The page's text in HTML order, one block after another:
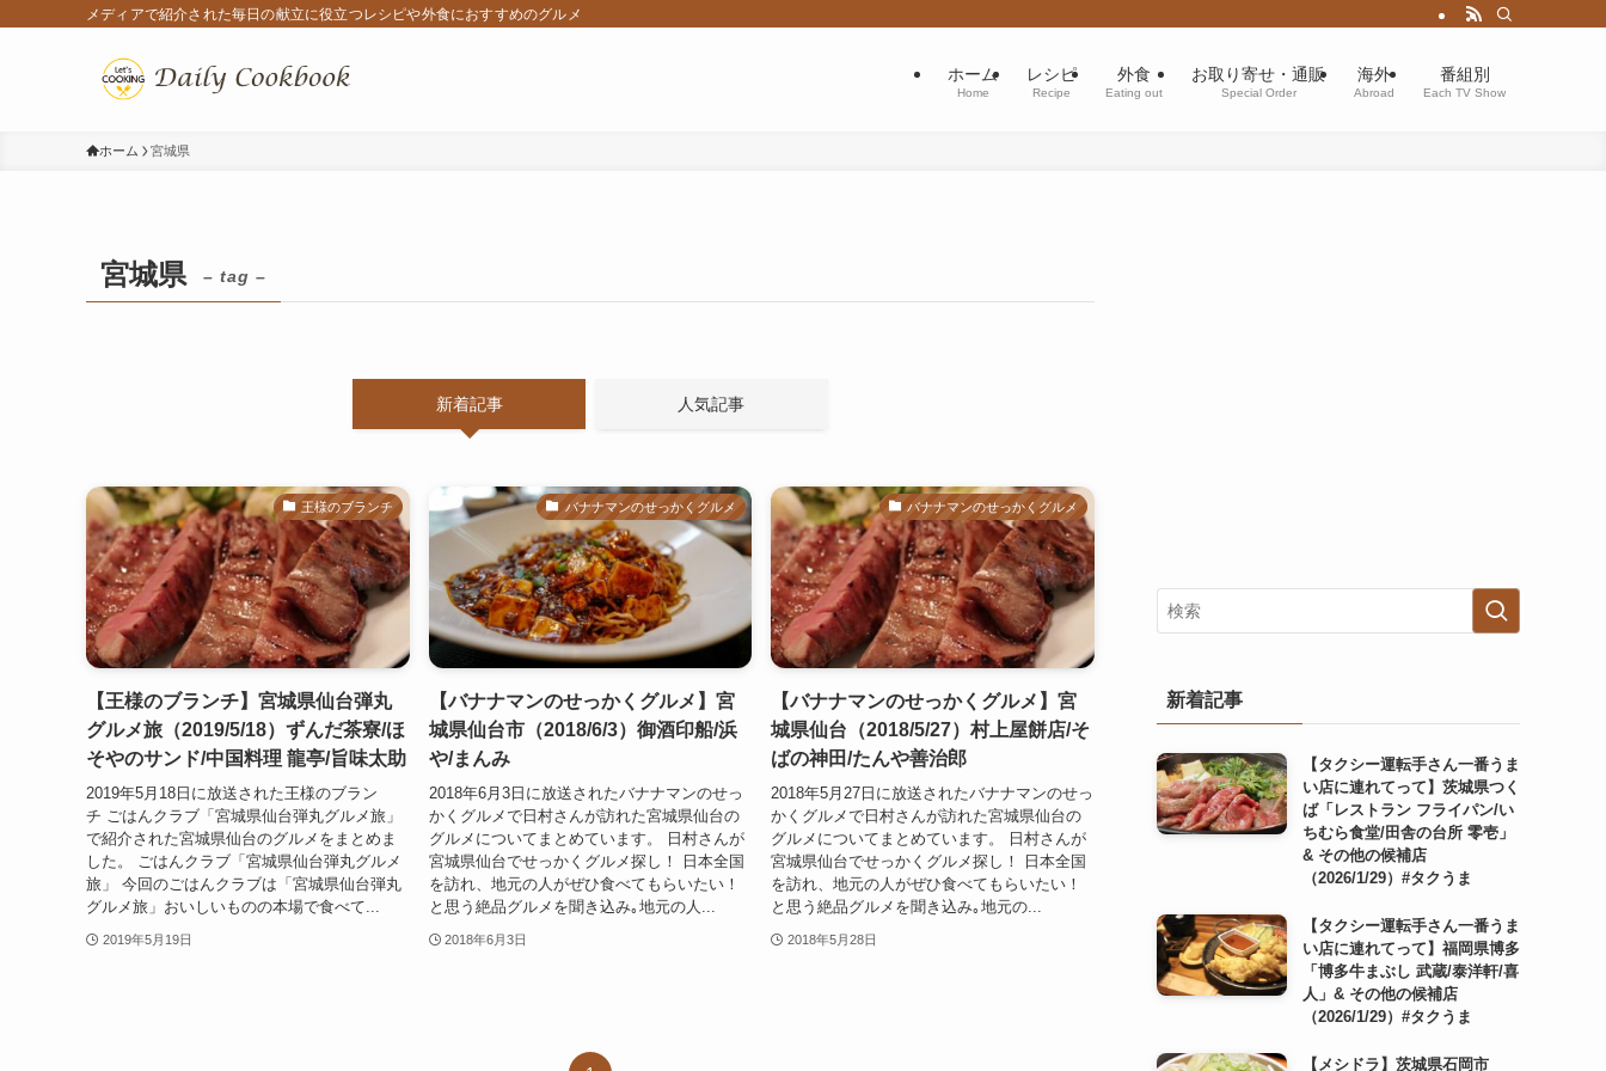
メディアで紹介された毎日の献立に役立つレシピや外食におすすめのグルメ
ホーム
Home
レシピ
Recipe
外食
Eating out
お取り寄せ・通販
Special Order
海外
Abroad
番組別
Each TV Show
ホーム 宮城県
宮城県 – tag –
新着記事 人気記事
王様のブランチ
【王様のブランチ】宮城県仙台弾丸
グルメ旅（2019/5/18）ずんだ茶寮/ほ
そやのサンド/中国料理 龍亭/旨味太助
2019年5月18日に放送された王様のブラン
チ ごはんクラブ「宮城県仙台弾丸グルメ旅」
で紹介された宮城県仙台のグルメをまとめま
した。 ごはんクラブ「宮城県仙台弾丸グルメ
旅」 今回のごはんクラブは「宮城県仙台弾丸
グルメ旅」おいしいものの本場で食べて...
2019年5月19日
バナナマンのせっかくグルメ
【バナナマンのせっかくグルメ】宮
城県仙台市（2018/6/3）御酒印船/浜
や/まんみ
2018年6月3日に放送されたバナナマンのせっ
かくグルメで日村さんが訪れた宮城県仙台の
グルメについてまとめています。 日村さんが
宮城県仙台でせっかくグルメ探し！ 日本全国
を訪れ、地元の人がぜひ食べてもらいたい！
と思う絶品グルメを聞き込み｡地元の人...
2018年6月3日
バナナマンのせっかくグルメ
【バナナマンのせっかくグルメ】宮
城県仙台（2018/5/27）村上屋餅店/そ
ばの神田/たんや善治郎
2018年5月27日に放送されたバナナマンのせっ
かくグルメで日村さんが訪れた宮城県仙台の
グルメについてまとめています。 日村さんが
宮城県仙台でせっかくグルメ探し！ 日本全国
を訪れ、地元の人がぜひ食べてもらいたい！
と思う絶品グルメを聞き込み｡地元の...
2018年5月28日
新着記事
【タクシー運転手さん一番うま
い店に連れてって】茨城県つく
ば「レストラン フライパン/い
ちむら食堂/田舎の台所 零壱」
& その他の候補店
（2026/1/29）#タクうま
【タクシー運転手さん一番うま
い店に連れてって】福岡県博多
「博多牛まぶし 武蔵/泰洋軒/喜
人」& その他の候補店
（2026/1/29）#タクうま
【メシドラ】茨城県石岡市